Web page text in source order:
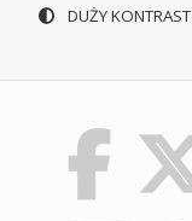
DUŻY KONTRAST